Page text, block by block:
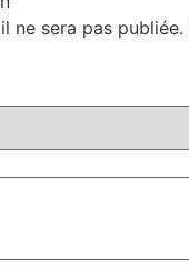
ne sera pas publiée.